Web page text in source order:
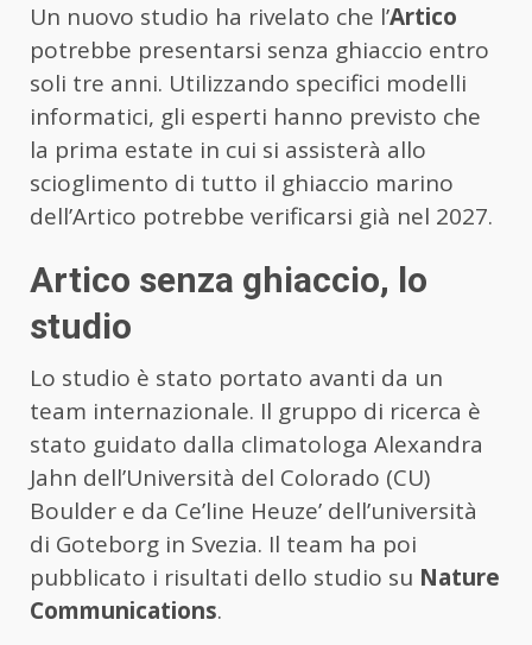
Un nuovo studio ha rivelato che l’Artico
potrebbe presentarsi senza ghiaccio entro
soli tre anni. Utilizzando specifici modelli
informatici, gli esperti hanno previsto che
la prima estate in cui si assisterà allo
scioglimento di tutto il ghiaccio marino
dell’Artico potrebbe verificarsi già nel 2027.
Artico senza ghiaccio, lo
studio
Lo studio è stato portato avanti da un
team internazionale. Il gruppo di ricerca è
stato guidato dalla climatologa Alexandra
Jahn dell’Università del Colorado (CU)
Boulder e da Ce’line Heuze’ dell’università
di Goteborg in Svezia. Il team ha poi
pubblicato i risultati dello studio su Nature
Communications.